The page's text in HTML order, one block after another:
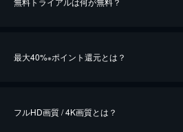
最大40%※ポイント還元とは？
フルHD画質 / 4K画質とは？